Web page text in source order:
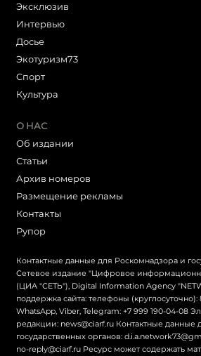
Эксклюзив
Интервью
Досье
Экотуризм73
Cпорт
Культура
О НАС
Об издании
Статьи
Архив номеров
Размещение рекламы
Контакты
Рупор
Контактные данные для Роскомнадзора и
Сетевое издание "Цифровое
(ЦИА "СЕТЬ"), Digital Information Agency
поддержка сайта: телефоны (круглосуточно):
WhatsApp, Viber, Telegram: +7 999 190-04-08
редакции: news@ciarf.ru Контактные данные
государственных органов:
no-reply@ciarf.ru Ресурс может содержать